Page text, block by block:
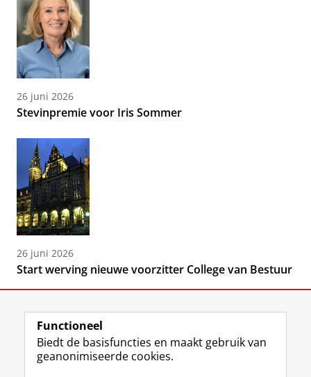
26 juni 2026
Stevinpremie voor Iris Sommer
26 juni 2026
Start werving nieuwe voorzitter College van Bestuur
Functioneel
Biedt de basisfuncties en maakt gebruik van
geanonimiseerde cookies.